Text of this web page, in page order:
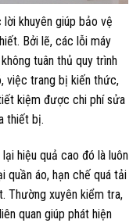
khuyên giúp bảo vệ
Bởi lẽ, các lỗi máy
tuân thủ quy trình
việc trang bị kiến thức,
kiệm được chi phí sửa
thiết bị.
hiệu quả cao đó là luôn
quần áo, hạn chế quá tải
Thường xuyên kiểm tra,
quan giúp phát hiện